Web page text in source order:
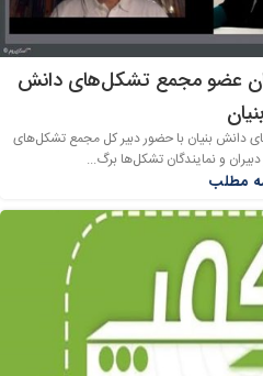
عضو مجمع تشکل‌های دانش
بنیان
بنیان با حضور دبیر کل مجمع تشکل‌های
و نمایندگان تشکل‌ها برگ...
مطلب